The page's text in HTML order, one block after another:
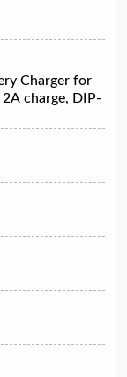
Charger for
charge, DIP-